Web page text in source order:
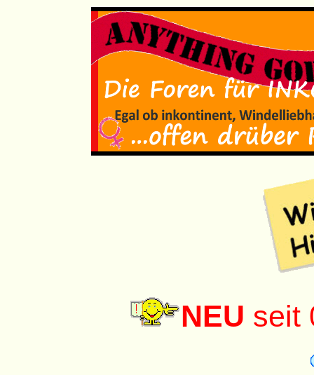
NEU seit